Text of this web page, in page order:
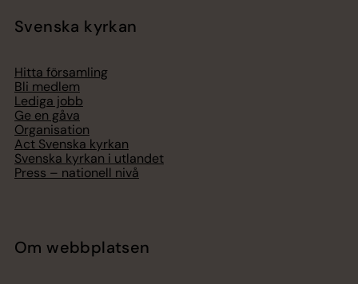
Svenska kyrkan
Hitta församling
Bli medlem
Lediga jobb
Ge en gåva
Organisation
Act Svenska kyrkan
Svenska kyrkan i utlandet
Press – nationell nivå
Om webbplatsen